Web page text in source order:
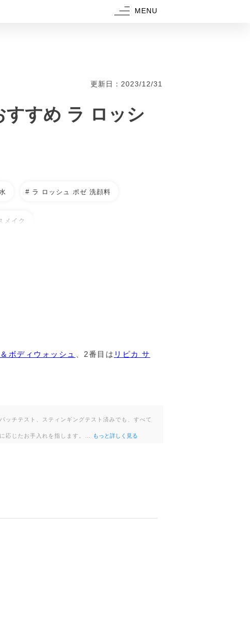
MENU
更新日：2023/12/31
すすめ ラ ロッシ
# ラ ロッシュ ポゼ 洗顔料
メイク
グジェル
ポゼ 日焼け止め・UVケア(顔用)
ボディウォッシュ 、2番目は リピカ サ
ッチテスト、スティンギングテスト済みでも、すべて
応じたお手入れを指します。…
もっと詳しく見る